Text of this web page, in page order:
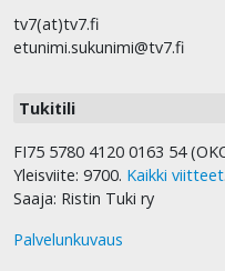
tv7(at)tv7.fi
etunimi.sukunimi@tv7.fi
Tukitili
FI75 5780 4120 0163 54
Yleisviite: 9700. Kaikki viitteet
Saaja: Ristin Tuki ry
Palvelunkuvaus